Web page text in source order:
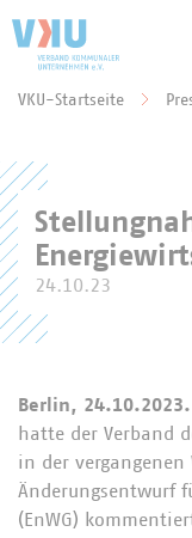
VKU-Startseite
24.10.23
Berlin, 24.10.2023.
hatte der Verband
in der
Änderungsentwurf
(EnWG)